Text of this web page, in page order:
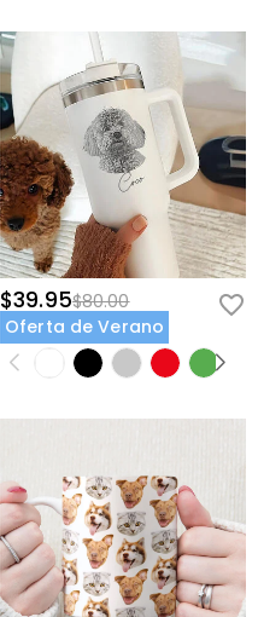
$39.95$80.00
Oferta de Verano